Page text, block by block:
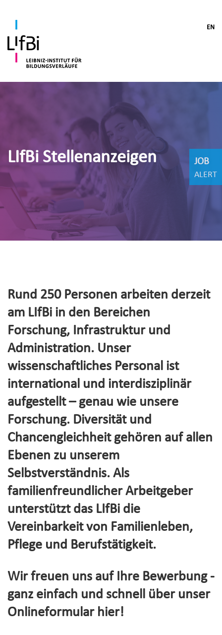
EN
LIfBi Stellenanzeigen
Rund 250 Personen arbeiten derzeit
am LIfBi in den Bereichen
Forschung, Infrastruktur und
Administration. Unser
wissenschaftliches Personal ist
international und interdisziplinär
aufgestellt – genau wie unsere
Forschung. Diversität und
Chancengleichheit gehören auf allen
Ebenen zu unserem
Selbstverständnis. Als
familienfreundlicher Arbeitgeber
unterstützt das LIfBi die
Vereinbarkeit von Familienleben,
Pflege und Berufstätigkeit.
Wir freuen uns auf Ihre Bewerbung -
ganz einfach und schnell über unser
Onlineformular hier!
JOB
ALERT